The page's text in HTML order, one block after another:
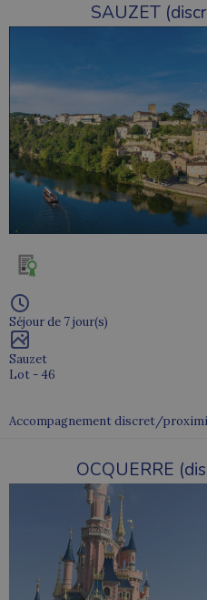
SAUZET
Séjour de 7 jour(s)
Sauzet
Lot - 46
Accompagnement discret/
OCQUERRE